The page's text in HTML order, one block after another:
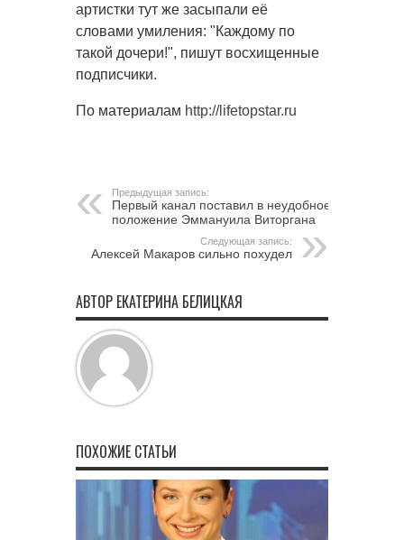
артистки тут же засыпали её
словами умиления: "Каждому по
такой дочери!", пишут восхищенные
подписчики.
По материалам http://lifetopstar.ru
Предыдущая запись:
Первый канал поставил в неудобное
положение Эммануила Виторгана
Следующая запись:
Алексей Макаров сильно похудел
АВТОР ЕКАТЕРИНА БЕЛИЦКАЯ
ПОХОЖИЕ СТАТЬИ